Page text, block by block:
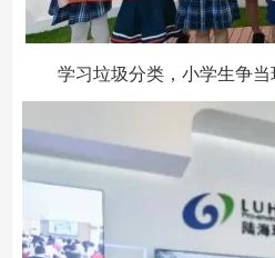
学习垃圾分类，小学生争